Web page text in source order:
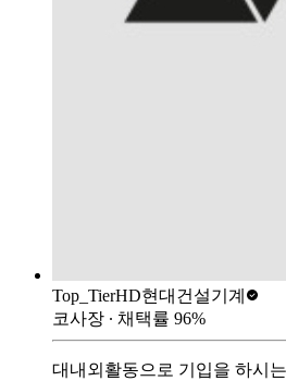
Top_TierHD현대건설기계
코사장 ∙ 채택률 96%
대내외활동으로 기입을 하시